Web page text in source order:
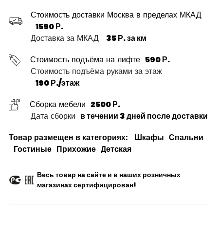
Стоимость доставки Москва в пределах МКАД
1590 Р.
Доставка за МКАД
35 Р. за км
Стоимость подъёма на лифте 590 Р.
Стоимость подъёма руками за этаж
190 Р./этаж
Сборка мебели 2500 Р.
Дата сборки в течении 3 дней после доставки
Товар размещен в категориях:
Шкафы Спальни
Гостиные Прихожие Детская
Весь товар на сайте и в наших розничных
магазинах сертифицирован!